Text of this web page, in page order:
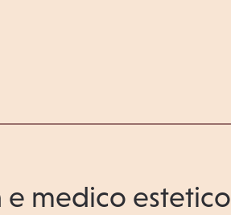
e medico estetico